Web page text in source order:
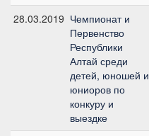
28.03.2019 Чемпионат и
Первенство
Республики
Алтай среди
детей, юношей и
юниоров по
конкуру и
выездке